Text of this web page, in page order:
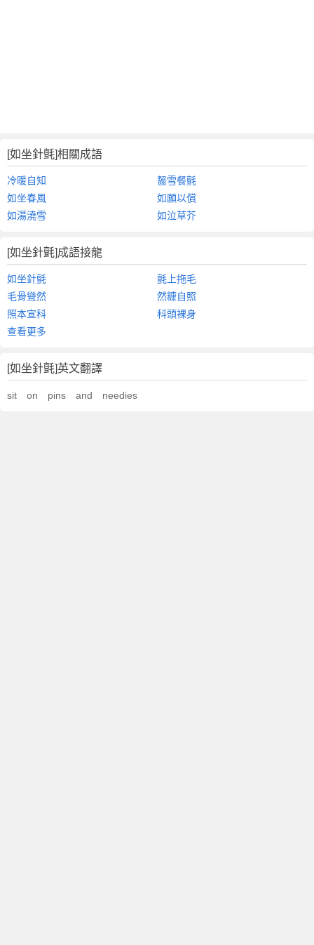
[如坐針氈]相關成語
冷暖自知
齧雪餐氈
如坐春風
如願以償
如湯澆雪
如泣草芥
[如坐針氈]成語接龍
如坐針氈
氈上拖毛
毛骨聳然
然糠自照
照本宣科
科頭裸身
查看更多
[如坐針氈]英文翻譯
sit on pins and needies